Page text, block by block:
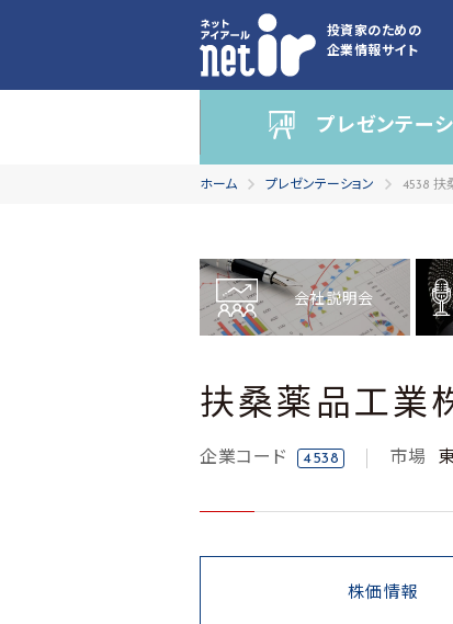
投資家のための
企業情報サイト
プレゼンテー
ホーム プレゼンテーション 4538 扶
会社説明会
扶桑薬品工業
企業コード 4538 市場
株価情報